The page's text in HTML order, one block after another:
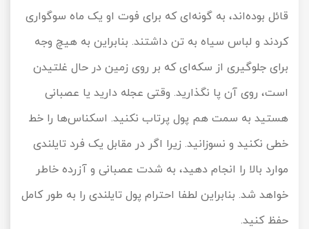
قائل بوده‌اند، به گونه‌ای که برای فوت او یک ماه سوگواری
کردند و لباس سیاه به تن داشتند. بنابراین به هیچ وجه
برای جلوگیری از سکه‌ای که بر روی زمین در حال غلتیدن
است، روی آن پا نگذارید. وقتی عجله دارید یا عصبانی
هستید به سمت هم پول پرتاب نکنید. اسکناس‌ها را خط
خطی نکنید و نسوزانید. زیرا اگر در مقابل یک فرد تایلندی
موارد بالا را انجام دهید، به شدت عصبانی و آزرده خاطر
خواهد شد. بنابراین لطفا احترام پول تایلندی را به طور کامل
حفظ کنید.